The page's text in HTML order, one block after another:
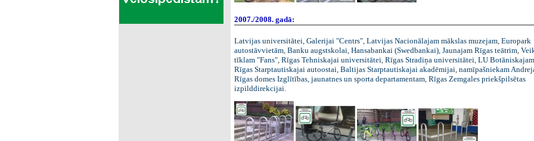
2007./2008. gadā:
Latvijas universitātei Galerijai "Centrs", Latvijas Nacionālajam mākslas muzejam, Europark
autostāvvietām, Banku augstskolai Hansabankai (Swedbankai), Jaunajam Rīgas teātrim,
tīklam "Fans", Rīgas Tehniskajai universitātei Rīgas Stradiņa universitātei LU
Rīgas Starptautiskajai autoostai Baltijas Starptautiskajai akadēmijai namīpašniekam
Rīgas domes Izglītības, jaunatnes un sporta departamentam, Rīgas Zemgales priekšpilsētas
izpilddirekcijai